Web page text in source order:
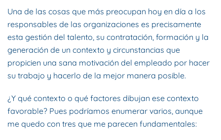
Una de las cosas que más preocupan hoy en día a los
responsables de las organizaciones es precisamente
esta gestión del talento, su contratación, formación y la
generación de un contexto y circunstancias que
propicien una sana motivación del empleado por hacer
su trabajo y hacerlo de la mejor manera posible.
¿Y qué contexto o qué factores dibujan ese contexto
favorable? Pues podríamos enumerar varios, aunque
me quedo con tres que me parecen fundamentales: